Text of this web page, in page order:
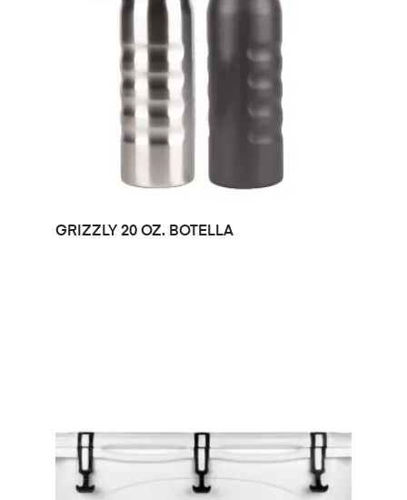
LEER MÁS
GRIZZLY 20 OZ. BOTELLA